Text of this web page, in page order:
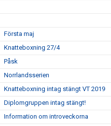
Första maj
Knatteboxning 27/4
Påsk
Norrlandsserien
Knatteboxning intag stängt VT 2019
Diplomgruppen intag stängt!
Information om introveckorna